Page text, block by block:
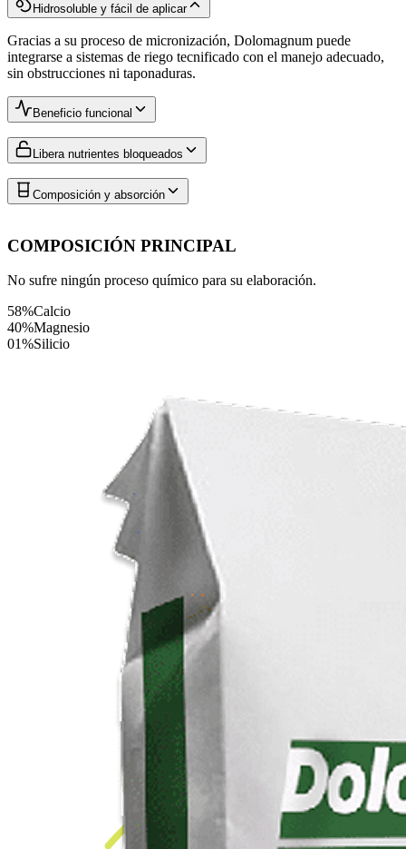
Hidrosoluble y fácil de aplicar
Gracias a su proceso de micronización, Dolomagnum puede
integrarse a sistemas de riego tecnificado con el manejo adecuado,
sin obstrucciones ni taponaduras.
Beneficio funcional
Libera nutrientes bloqueados
Composición y absorción
COMPOSICIÓN PRINCIPAL
No sufre ningún proceso químico para su elaboración.
58%Calcio
40%Magnesio
01%Silicio